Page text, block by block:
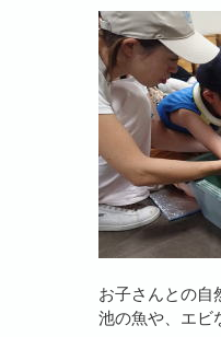
お子さんとの自
池の魚や、エビ